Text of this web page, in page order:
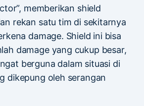
memberikan shield
rekan satu tim di sekitarnya
damage. Shield ini bisa
damage yang cukup besar,
berguna dalam situasi di
dikepung oleh serangan